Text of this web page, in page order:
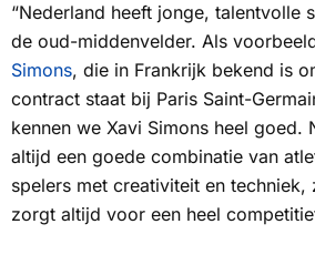
“Nederland heeft jonge, talentvolle
de oud-middenvelder. Als
Simons, die in Frankrijk bekend is
contract staat bij Paris Saint-
kennen we Xavi Simons heel goed.
altijd een goede combinatie van
spelers met creativiteit en techniek,
zorgt altijd voor een heel